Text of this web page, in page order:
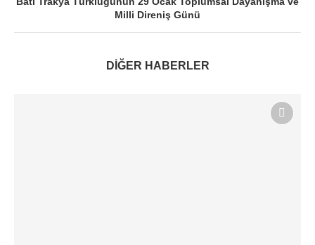
Milli Direniş Günü
DİĞER HABERLER